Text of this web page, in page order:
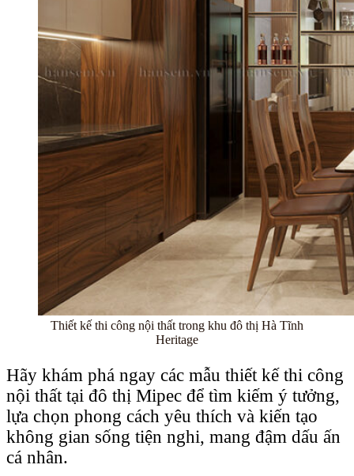
Thiết kế thi công nội thất trong khu đô thị Hà Tĩnh
Heritage
Hãy khám phá ngay các mẫu thiết kế thi công
nội thất tại đô thị Mipec để tìm kiếm ý tưởng,
lựa chọn phong cách yêu thích và kiến tạo
không gian sống tiện nghi, mang đậm dấu ấn
cá nhân.